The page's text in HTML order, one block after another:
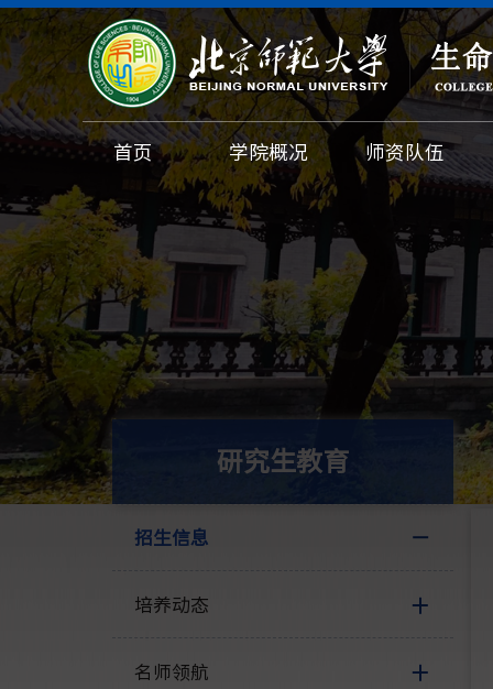
首页 学院概况 师资队伍
研究生教育
招生信息
培养动态
名师领航